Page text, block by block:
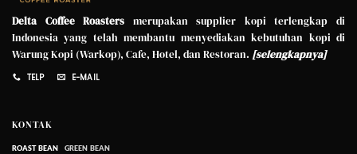
Delta Coffee Roasters merupakan supplier kopi terlengkap di
Indonesia yang telah membantu menyediakan kebutuhan kopi di
Warung Kopi (Warkop), Cafe, Hotel, dan Restoran. [selengkapnya]
TELP E-MAIL
KONTAK
ROAST BEAN GREEN BEAN